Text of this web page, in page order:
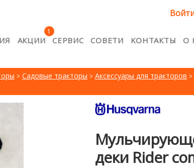
АКЦИИ
1
CЕРВИС CОВЕТИ KОНТАКТЫ О
товара
Конфиденциальность Корзина
О нас Оплата
товаров
Садовые тракторы Аксессуары для тракторов
деки Rider